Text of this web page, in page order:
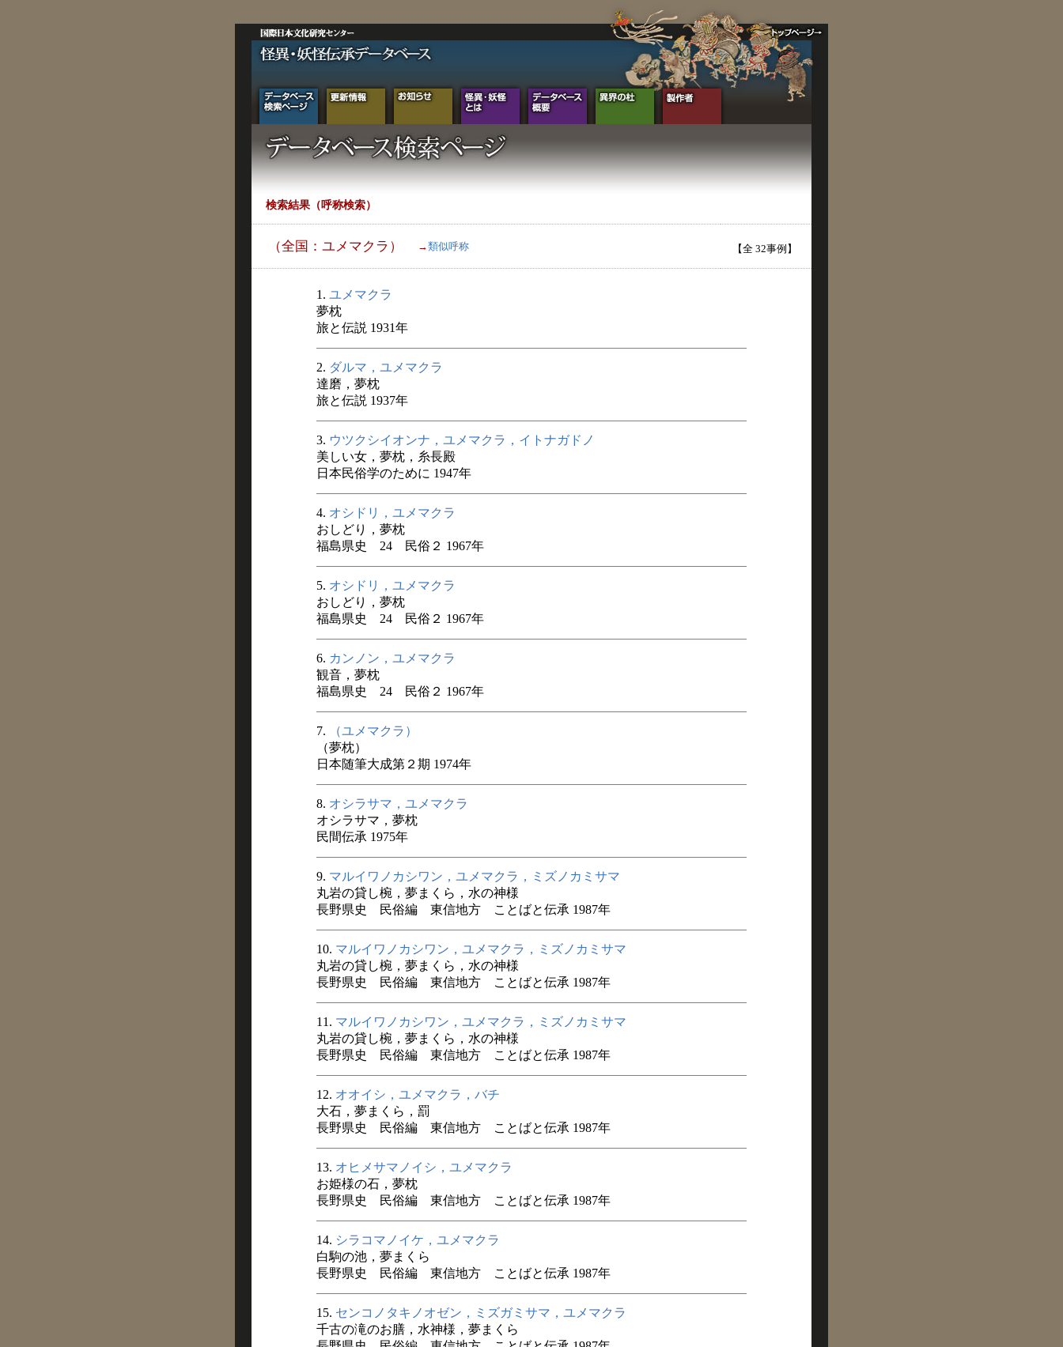
検索結果（呼称検索）
（全国：ユメマクラ） →類似呼称 【全 32事例】
1. ユメマクラ
夢枕
旅と伝説 1931年
2. ダルマ，ユメマクラ
達磨，夢枕
旅と伝説 1937年
3. ウツクシイオンナ，ユメマクラ，イトナガドノ
美しい女，夢枕，糸長殿
日本民俗学のために 1947年
4. オシドリ，ユメマクラ
おしどり，夢枕
福島県史 24 民俗２ 1967年
5. オシドリ，ユメマクラ
おしどり，夢枕
福島県史 24 民俗２ 1967年
6. カンノン，ユメマクラ
観音，夢枕
福島県史 24 民俗２ 1967年
7.
（ユメマクラ）
（夢枕）
日本随筆大成第２期 1974年
8. オシラサマ，ユメマクラ
オシラサマ，夢枕
民間伝承 1975年
9. マルイワノカシワン，ユメマクラ，ミズノカミサマ
丸岩の貸し椀，夢まくら，水の神様
長野県史 民俗編 東信地方 ことばと伝承 1987年
10. マルイワノカシワン，ユメマクラ，ミズノカミサマ
丸岩の貸し椀，夢まくら，水の神様
長野県史 民俗編 東信地方 ことばと伝承 1987年
11. マルイワノカシワン，ユメマクラ，ミズノカミサマ
丸岩の貸し椀，夢まくら，水の神様
長野県史 民俗編 東信地方 ことばと伝承 1987年
12. オオイシ，ユメマクラ，バチ
大石，夢まくら，罰
長野県史 民俗編 東信地方 ことばと伝承 1987年
13. オヒメサマノイシ，ユメマクラ
お姫様の石，夢枕
長野県史 民俗編 東信地方 ことばと伝承 1987年
14. シラコマノイケ，ユメマクラ
白駒の池，夢まくら
長野県史 民俗編 東信地方 ことばと伝承 1987年
15. センコノタキノオゼン，ミズガミサマ，ユメマクラ
千古の滝のお膳，水神様，夢まくら